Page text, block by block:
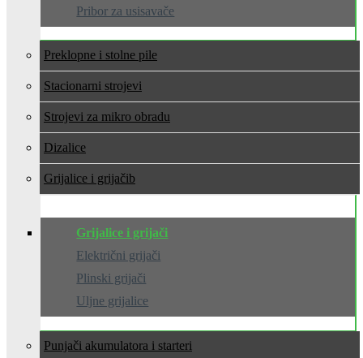
Pribor za usisavače
Preklopne i stolne pile
Stacionarni strojevi
Strojevi za mikro obradu
Dizalice
Grijalice i grijači
Grijalice i grijači
Električni grijači
Plinski grijači
Uljne grijalice
Punjači akumulatora i starteri